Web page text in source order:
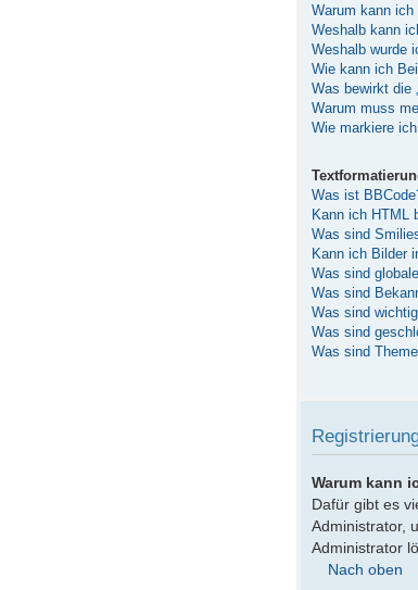
Warum kann
Weshalb kann
Weshalb wurde
Wie kann ich
Was bewirkt die
Warum muss
Wie markiere
Was ist
Kann ich HTML
Was sind
Kann ich Bilder
Was sind
Was sind
Was sind
Was sind
Was sind
Warum kann
Dafür gibt es
Administrator,
Administrator
Nach oben